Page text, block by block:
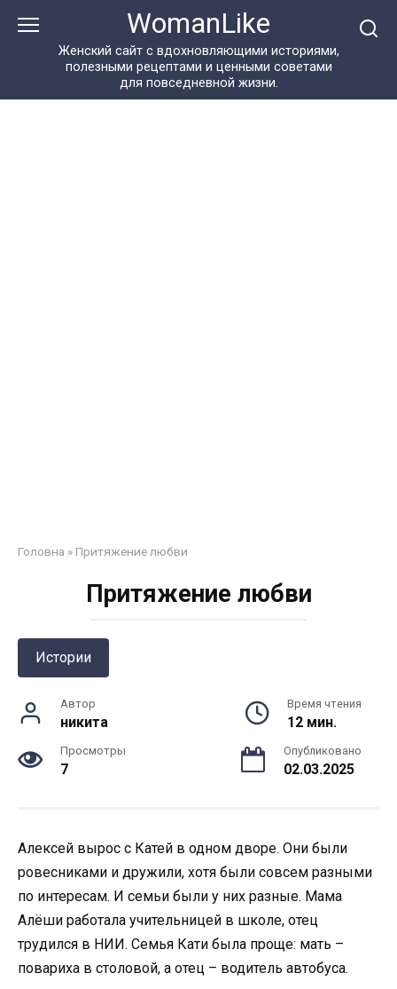
WomanLike
Женский сайт с вдохновляющими историями,
полезными рецептами и ценными советами
для повседневной жизни.
Головна » Притяжение любви
Притяжение любви
Истории
Автор
никита
Время чтения
12 мин.
Просмотры
7
Опубликовано
02.03.2025
Алексей вырос с Катей в одном дворе. Они были
ровесниками и дружили, хотя были совсем разными
по интересам. И семьи были у них разные. Мама
Алёши работала учительницей в школе, отец
трудился в НИИ. Семья Кати была проще: мать –
повариха в столовой, а отец – водитель автобуса.